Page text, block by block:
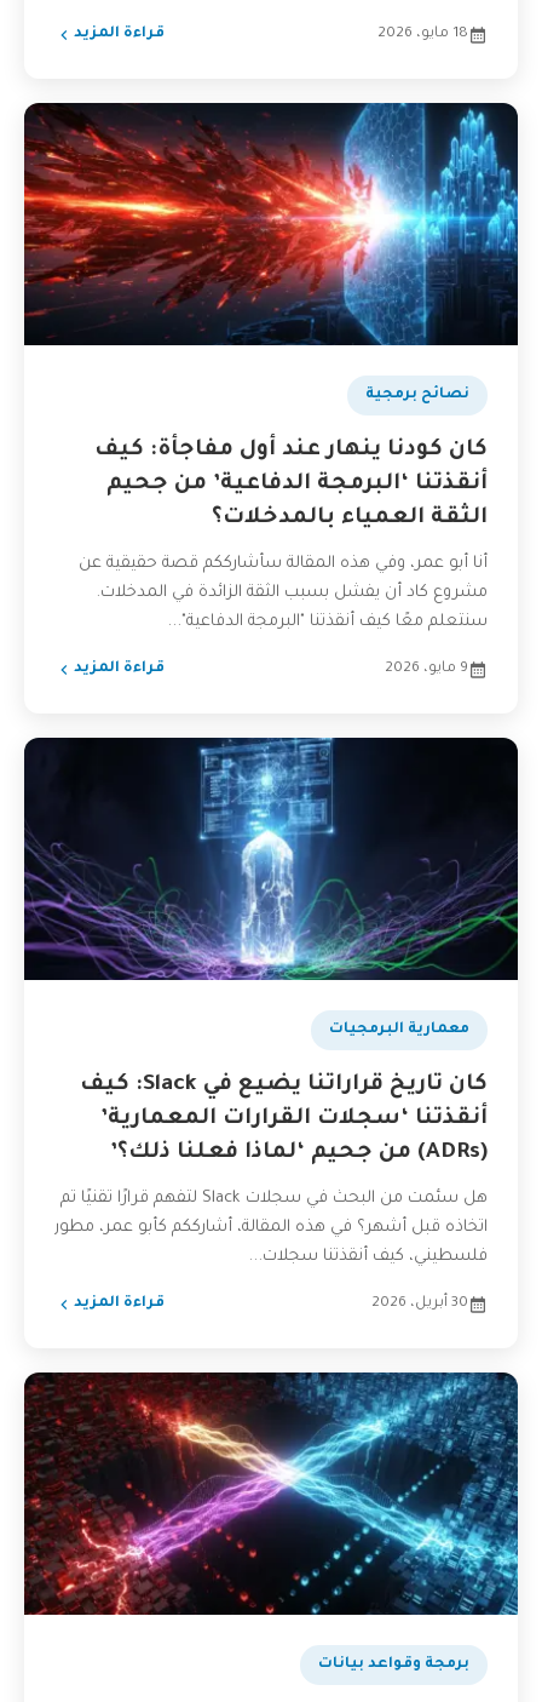
18 مايو، 2026 قراءة المزيد
نصائح برمجية
كان كودنا ينهار عند أول مفاجأة: كيف
أنقذتنا ‘البرمجة الدفاعية’ من جحيم
الثقة العمياء بالمدخلات؟
أنا أبو عمر، وفي هذه المقالة سأشارككم قصة حقيقية عن
مشروع كاد أن يفشل بسبب الثقة الزائدة في المدخلات.
سنتعلم معًا كيف أنقذتنا "البرمجة الدفاعية"...
9 مايو، 2026 قراءة المزيد
​معمارية البرمجيات
كان تاريخ قراراتنا يضيع في Slack: كيف
أنقذتنا ‘سجلات القرارات المعمارية’
(ADRs) من جحيم ‘لماذا فعلنا ذلك؟’
هل سئمت من البحث في سجلات Slack لتفهم قرارًا تقنيًا تم
اتخاذه قبل أشهر؟ في هذه المقالة، أشارككم كأبو عمر، مطور
فلسطيني، كيف أنقذتنا سجلات...
30 أبريل، 2026 قراءة المزيد
برمجة وقواعد بيانات